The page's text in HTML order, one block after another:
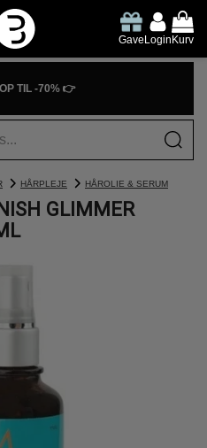
GaveLoginKurv
TIL -70% 👉
HÅRPLEJE HÅROLIE & SERUM
GLIMMER